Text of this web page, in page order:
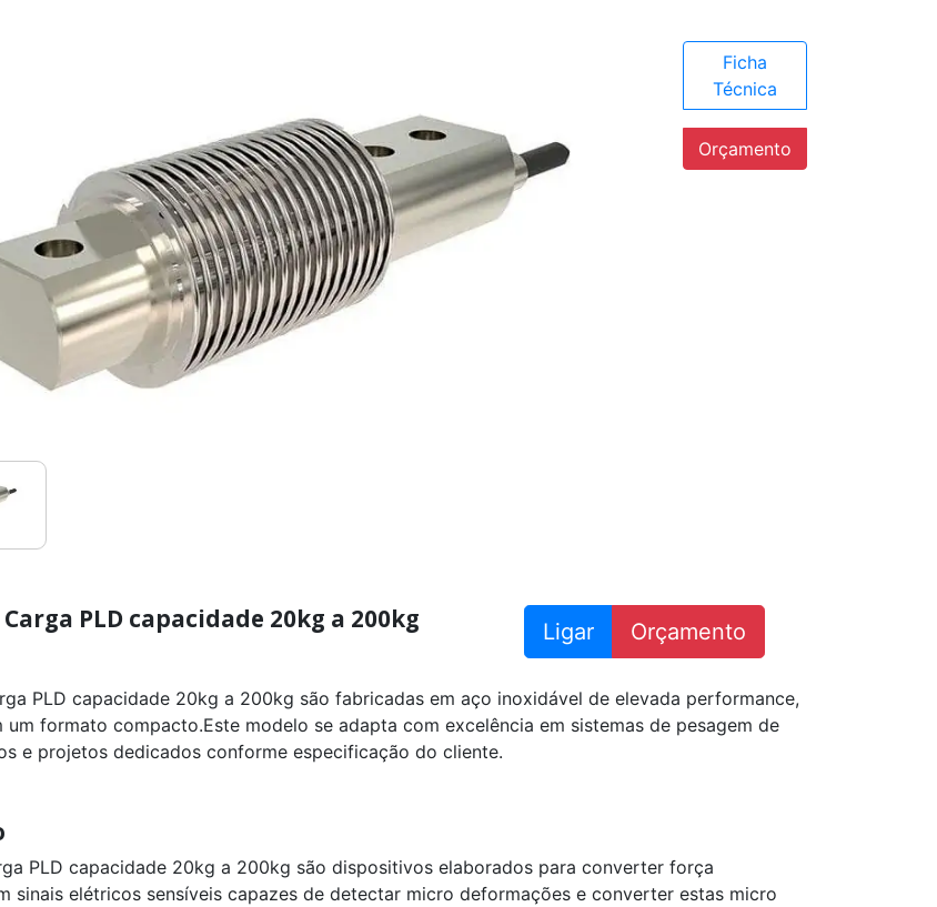
Ficha
Técnica
Orçamento
PLD capacidade 20kg a 200kg Ligar Orçamento
PLD capacidade 20kg a 200kg são fabricadas em aço inoxidável de elevada performance,
um formato compacto.Este modelo se adapta com excelência em sistemas de pesagem de
e projetos dedicados conforme especificação do cliente.
PLD capacidade 20kg a 200kg são dispositivos elaborados para converter força
sinais elétricos sensíveis capazes de detectar micro deformações e converter estas micro